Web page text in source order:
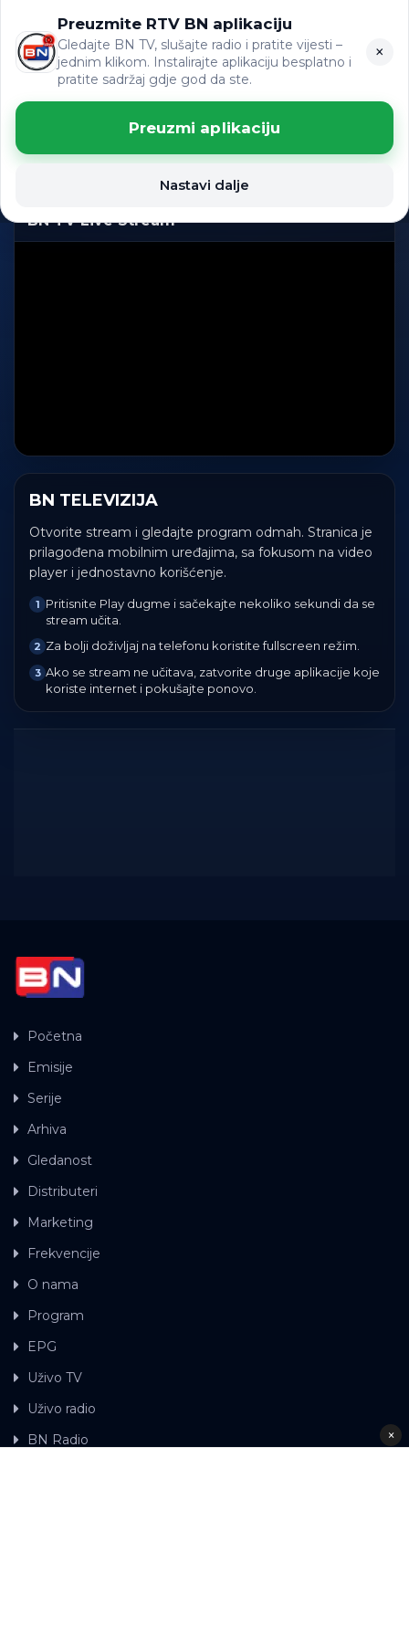
VIJESTI LAT
Preuzmite RTV BN aplikaciju
Gledajte BN TV, slušajte radio i pratite vijesti –
jednim klikom. Instalirajte aplikaciju besplatno i
pratite sadržaj gdje god da ste.
×
Preuzmi aplikaciju
Nastavi dalje
Gledajte BN TV uživo
BN TELEVIZIJA Emitovanje uživo
BN TV Live Stream
BN TELEVIZIJA
Otvorite stream i gledajte program odmah. Stranica je
prilagođena mobilnim uređajima, sa fokusom na video
player i jednostavno korišćenje.
1 Pritisnite Play dugme i sačekajte nekoliko sekundi da se
stream učita.
2 Za bolji doživljaj na telefonu koristite fullscreen režim.
3 Ako se stream ne učitava, zatvorite druge aplikacije koje
koriste internet i pokušajte ponovo.
Početna
Emisije
Serije
Arhiva
Gledanost
Distributeri
Marketing
Frekvencije
O nama
Program
EPG
Uživo TV
Uživo radio
BN Radio
×